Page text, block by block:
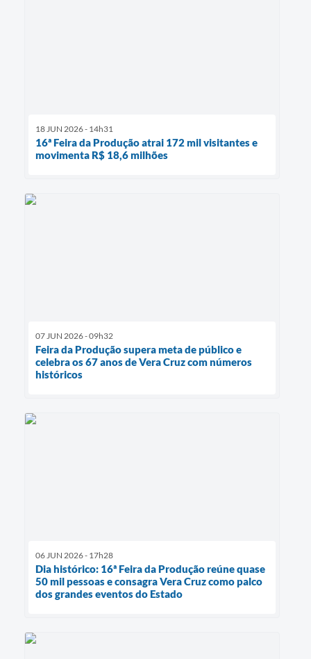
18 JUN 2026 - 14h31
16ª Feira da Produção atrai 172 mil visitantes e
movimenta R$ 18,6 milhões
07 JUN 2026 - 09h32
Feira da Produção supera meta de público e
celebra os 67 anos de Vera Cruz com números
históricos
06 JUN 2026 - 17h28
Dia histórico: 16ª Feira da Produção reúne quase
50 mil pessoas e consagra Vera Cruz como palco
dos grandes eventos do Estado